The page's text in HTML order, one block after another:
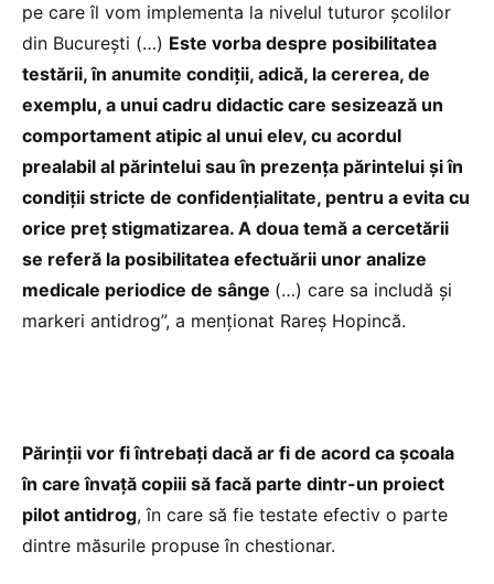
pe care îl vom implementa la nivelul tuturor şcolilor
din Bucureşti (…) Este vorba despre posibilitatea
testării, în anumite condiţii, adică, la cererea, de
exemplu, a unui cadru didactic care sesizează un
comportament atipic al unui elev, cu acordul
prealabil al părintelui sau în prezenţa părintelui şi în
condiţii stricte de confidenţialitate, pentru a evita cu
orice preţ stigmatizarea. A doua temă a cercetării
se referă la posibilitatea efectuării unor analize
medicale periodice de sânge (…) care sa includă şi
markeri antidrog”, a menţionat Rareş Hopincă.
Părinţii vor fi întrebați dacă ar fi de acord ca şcoala
în care învaţă copiii să facă parte dintr-un proiect
pilot antidrog, în care să fie testate efectiv o parte
dintre măsurile propuse în chestionar.